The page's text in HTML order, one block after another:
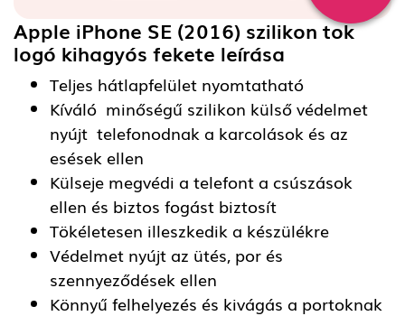
Apple iPhone SE (2016) szilikon tok
logó kihagyós fekete leírása
Teljes hátlapfelület nyomtatható
Kíváló minőségű szilikon külső védelmet
nyújt telefonodnak a karcolások és az
esések ellen
Külseje megvédi a telefont a csúszások
ellen és biztos fogást biztosít
Tökéletesen illeszkedik a készülékre
Védelmet nyújt az ütés, por és
szennyeződések ellen
Könnyű felhelyezés és kivágás a portoknak